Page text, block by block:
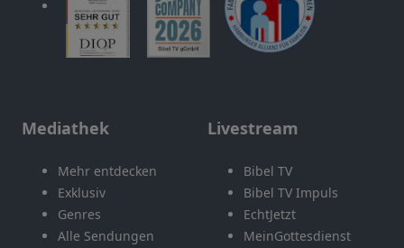
Mediathek
Mehr entdecken
Exklusiv
Genres
Alle Sendungen
Livestream
Bibel TV
Bibel TV Impuls
EchtJetzt
MeinGottesdienst